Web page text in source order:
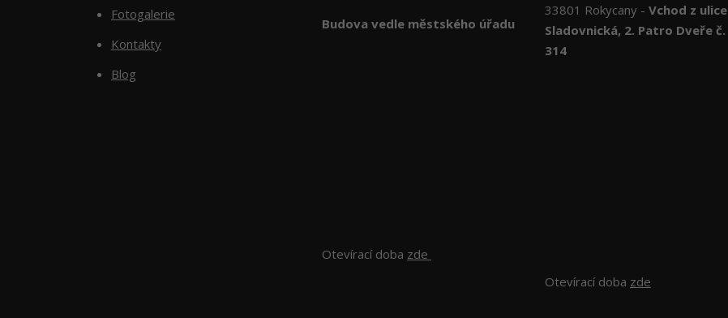
Fotogalerie
Kontakty
Blog
Budova vedle městského úřadu
Otevírací doba zde
33801 Rokycany - Vchod z ulice
Sladovnická, 2. Patro Dveře č.
314
Otevírací doba zde